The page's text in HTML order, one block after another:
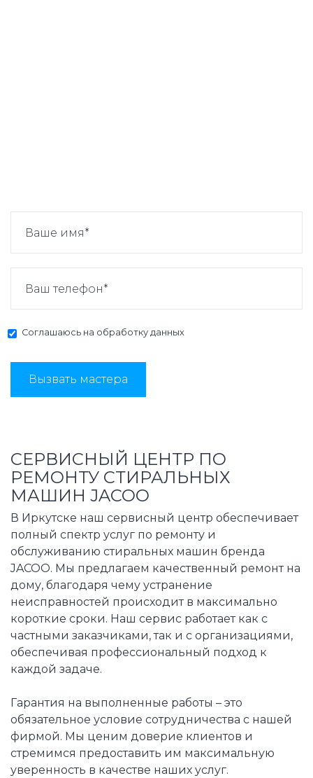
Соглашаюсь на обработку данных
Вызвать мастера
СЕРВИСНЫЙ ЦЕНТР ПО
РЕМОНТУ СТИРАЛЬНЫХ
МАШИН JACOO
В Иркутске наш сервисный центр обеспечивает
полный спектр услуг по ремонту и
обслуживанию стиральных машин бренда
JACOO. Мы предлагаем качественный ремонт на
дому, благодаря чему устранение
неисправностей происходит в максимально
короткие сроки. Наш сервис работает как с
частными заказчиками, так и с организациями,
обеспечивая профессиональный подход к
каждой задаче.
Гарантия на выполненные работы – это
обязательное условие сотрудничества с нашей
фирмой. Мы ценим доверие клиентов и
стремимся предоставить им максимальную
уверенность в качестве наших услуг.